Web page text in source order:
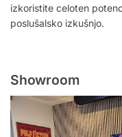
izkoristite celoten
poslušalsko izkušnjo.
Showroom